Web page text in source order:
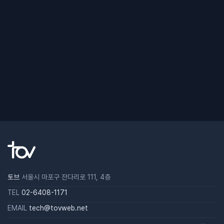
토브 서울시 마포구 잔다리로 111, 4층
TEL 02-6408-1171
EMAIL tech@tovweb.net